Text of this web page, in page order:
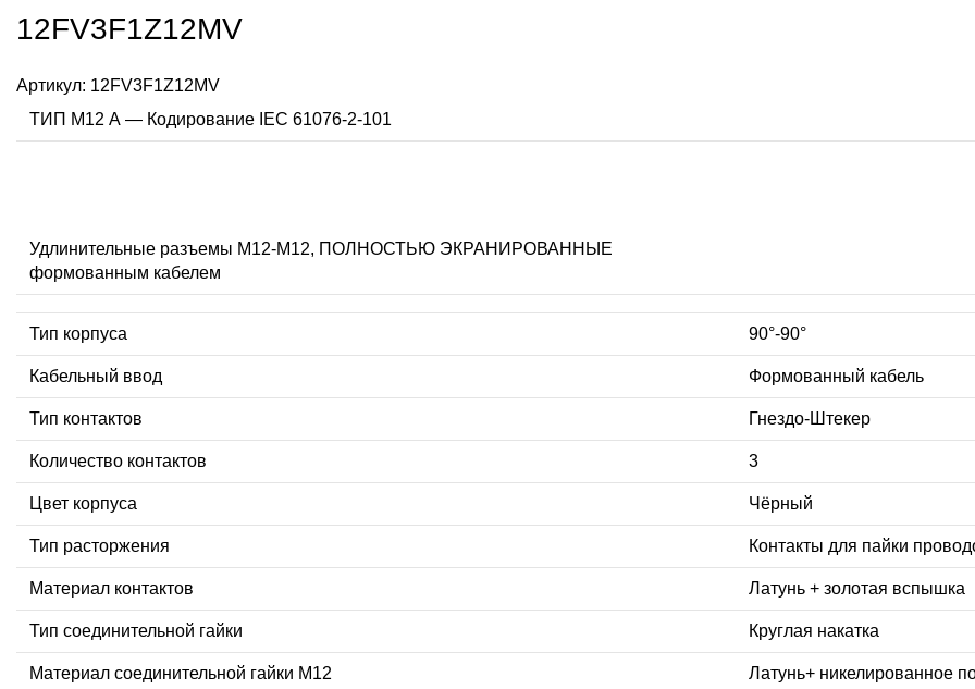
12FV3F1Z12MV
Артикул: 12FV3F1Z12MV
ТИП M12 А — Кодирование IEC 61076-2-101
Удлинительные разъемы M12-M12, ПОЛНОСТЬЮ ЭКРАНИРОВАННЫЕ
формованным кабелем
Тип корпуса 90°-90°
Кабельный ввод Формованный кабель
Тип контактов Гнездо-Штекер
Количество контактов 3
Цвет корпуса Чёрный
Тип расторжения Контакты для пайки
Материал контактов Латунь + золотая вспышка
Тип соединительной гайки Круглая накатка
Материал соединительной гайки M12 Латунь+ никелированное